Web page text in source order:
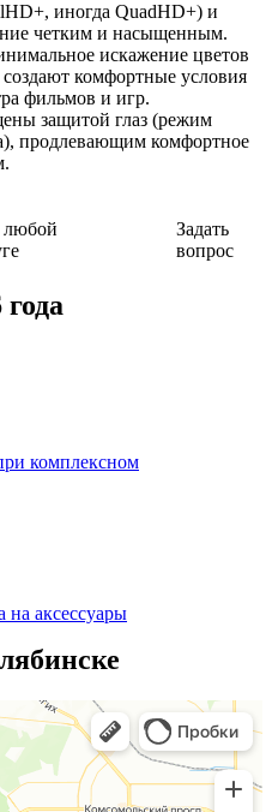
иногда QuadHD+) и
четким и насыщенным.
искажение цветов
комфортные условия
фильмов и игр.
защитой глаз (режим
продлевающим комфортное
любой
Задать
вопрос
комплексном
аксессуары